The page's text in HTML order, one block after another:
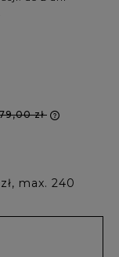
zł
max. 240